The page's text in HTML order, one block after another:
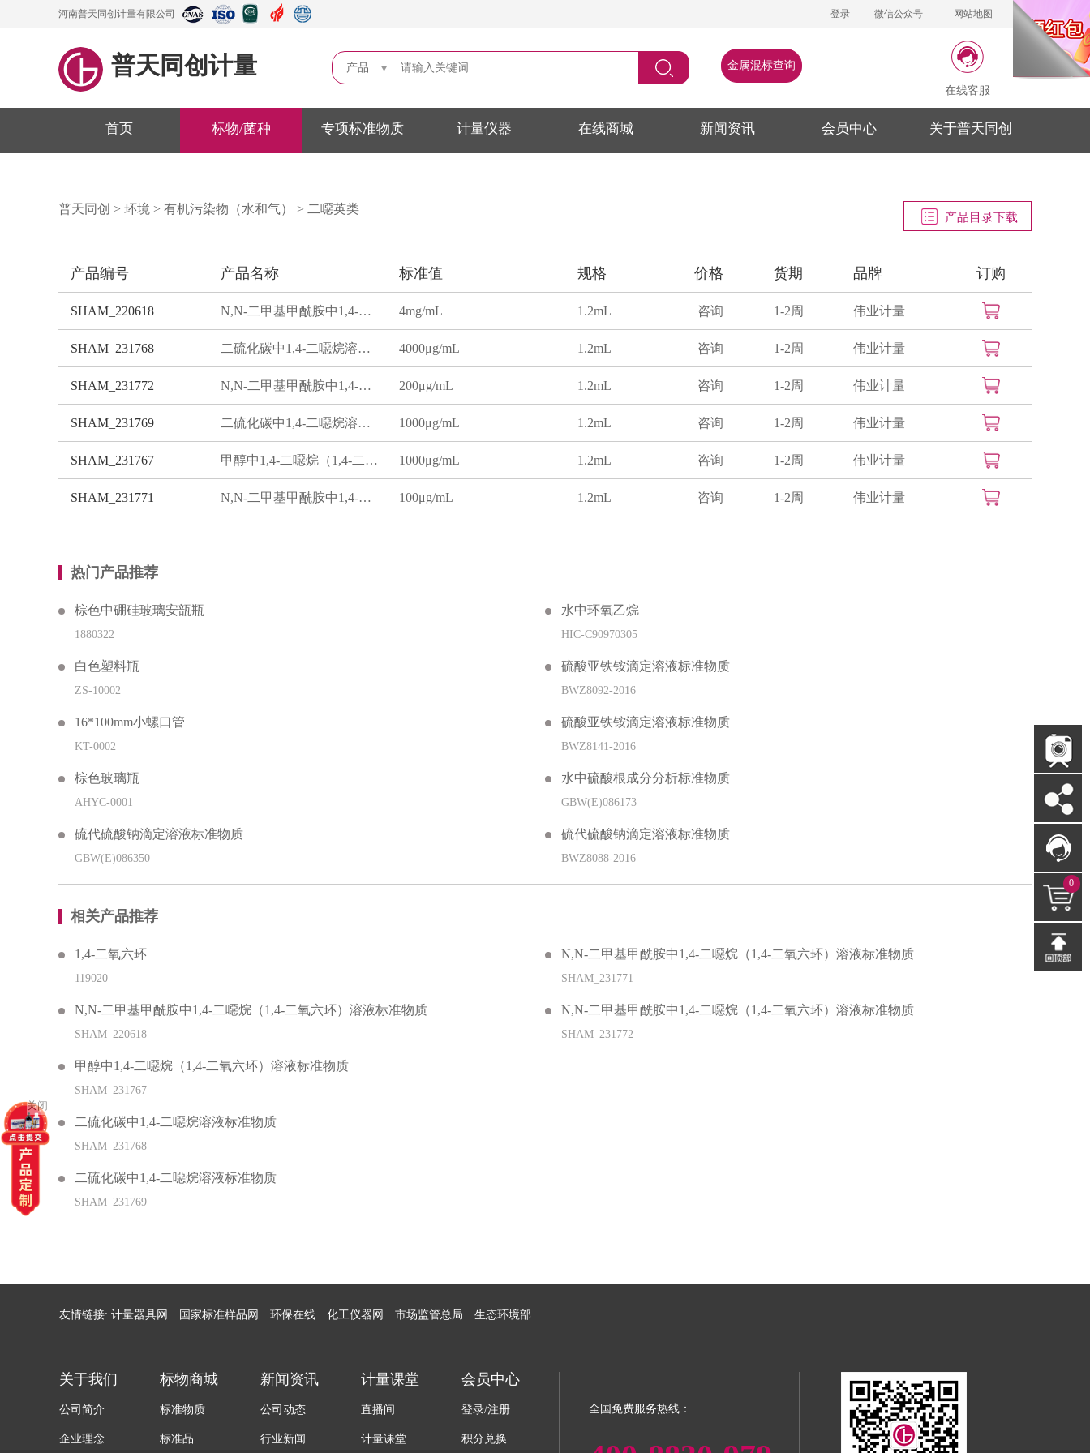
河南普天同创计量有限公司 登录 微信公众号 网站地图
普天同创计量 产品 金属混标查询
在线客服
首页 标物/菌种 专项标准物质 计量仪器 在线商城 新闻资讯 会员中心 关于普天同创
普天同创 > 环境 > 有机污染物（水和气） > 二噁英类
产品目录下载
产品编号 产品名称 标准值 规格 价格 货期 品牌 订购
SHAM_220618 N,N-二甲基甲酰胺中1,4-二噁烷（1,4-二氧六环）溶液标准物质 4mg/mL 1.2mL 咨询 1-2周 伟业计量
SHAM_231768 二硫化碳中1,4-二噁烷溶液标准物质 4000μg/mL 1.2mL 咨询 1-2周 伟业计量
SHAM_231772 N,N-二甲基甲酰胺中1,4-二噁烷（1,4-二氧六环）溶液标准物质 200μg/mL 1.2mL 咨询 1-2周 伟业计量
SHAM_231769 二硫化碳中1,4-二噁烷溶液标准物质 1000μg/mL 1.2mL 咨询 1-2周 伟业计量
SHAM_231767 甲醇中1,4-二噁烷（1,4-二氧六环）溶液标准物质 1000μg/mL 1.2mL 咨询 1-2周 伟业计量
SHAM_231771 N,N-二甲基甲酰胺中1,4-二噁烷（1,4-二氧六环）溶液标准物质 100μg/mL 1.2mL 咨询 1-2周 伟业计量
热门产品推荐
棕色中硼硅玻璃安瓿瓶
1880322
白色塑料瓶
ZS-10002
16*100mm小螺口管
KT-0002
棕色玻璃瓶
AHYC-0001
硫代硫酸钠滴定溶液标准物质
GBW(E)086350
水中环氧乙烷
HIC-C90970305
硫酸亚铁铵滴定溶液标准物质
BWZ8092-2016
硫酸亚铁铵滴定溶液标准物质
BWZ8141-2016
水中硫酸根成分分析标准物质
GBW(E)086173
硫代硫酸钠滴定溶液标准物质
BWZ8088-2016
相关产品推荐
1,4-二氧六环
119020
N,N-二甲基甲酰胺中1,4-二噁烷（1,4-二氧六环）溶液标准物质
SHAM_220618
甲醇中1,4-二噁烷（1,4-二氧六环）溶液标准物质
SHAM_231767
二硫化碳中1,4-二噁烷溶液标准物质
SHAM_231768
二硫化碳中1,4-二噁烷溶液标准物质
SHAM_231769
N,N-二甲基甲酰胺中1,4-二噁烷（1,4-二氧六环）溶液标准物质
SHAM_231771
N,N-二甲基甲酰胺中1,4-二噁烷（1,4-二氧六环）溶液标准物质
SHAM_231772
友情链接: 计量器具网 国家标准样品网 环保在线 化工仪器网 市场监管总局 生态环境部
关于我们
公司简介
企业理念
标物商城
标准物质
标准品
新闻资讯
公司动态
行业新闻
计量课堂
直播间
计量课堂
会员中心
登录/注册
积分兑换
全国免费服务热线：
关闭
0